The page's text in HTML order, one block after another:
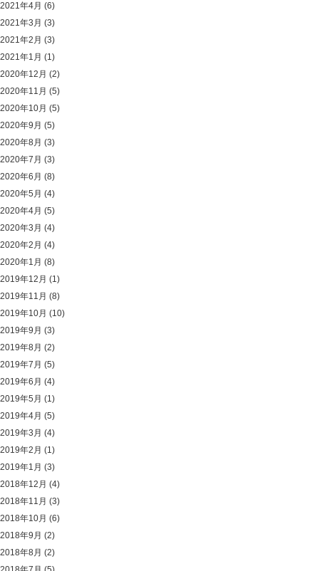
2021年4月 (6)
2021年3月 (3)
2021年2月 (3)
2021年1月 (1)
2020年12月 (2)
2020年11月 (5)
2020年10月 (5)
2020年9月 (5)
2020年8月 (3)
2020年7月 (3)
2020年6月 (8)
2020年5月 (4)
2020年4月 (5)
2020年3月 (4)
2020年2月 (4)
2020年1月 (8)
2019年12月 (1)
2019年11月 (8)
2019年10月 (10)
2019年9月 (3)
2019年8月 (2)
2019年7月 (5)
2019年6月 (4)
2019年5月 (1)
2019年4月 (5)
2019年3月 (4)
2019年2月 (1)
2019年1月 (3)
2018年12月 (4)
2018年11月 (3)
2018年10月 (6)
2018年9月 (2)
2018年8月 (2)